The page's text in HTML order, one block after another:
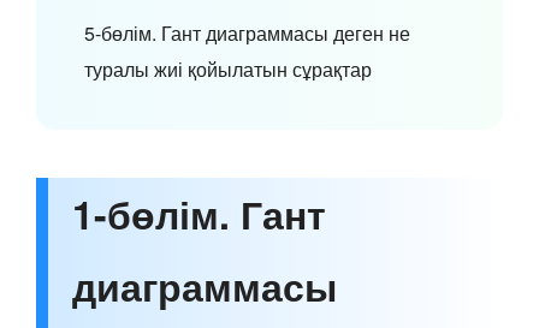
5-бөлім. Гант диаграммасы деген не
туралы жиі қойылатын сұрақтар
1-бөлім. Гант
диаграммасы